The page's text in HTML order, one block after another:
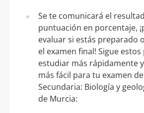
Se te comunicará el
puntuación en porcentaje,
evaluar si estás preparado
el examen final! Sigue
estudiar más rápidamente
más fácil para tu examen
Secundaria: Biología y
de Murcia: